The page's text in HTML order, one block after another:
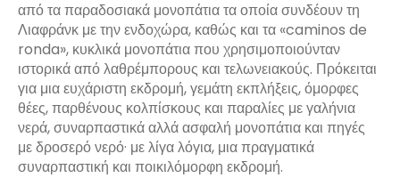
από τα παραδοσιακά μονοπάτια τα οποία συνδέουν τη
Λιαφράνκ με την ενδοχώρα, καθώς και τα «caminos de
ronda», κυκλικά μονοπάτια που χρησιμοποιούνταν
ιστορικά από λαθρέμπορους και τελωνειακούς. Πρόκειται
για μια ευχάριστη εκδρομή, γεμάτη εκπλήξεις, όμορφες
θέες, παρθένους κολπίσκους και παραλίες με γαλήνια
νερά, συναρπαστικά αλλά ασφαλή μονοπάτια και πηγές
με δροσερό νερό· με λίγα λόγια, μια πραγματικά
συναρπαστική και ποικιλόμορφη εκδρομή.